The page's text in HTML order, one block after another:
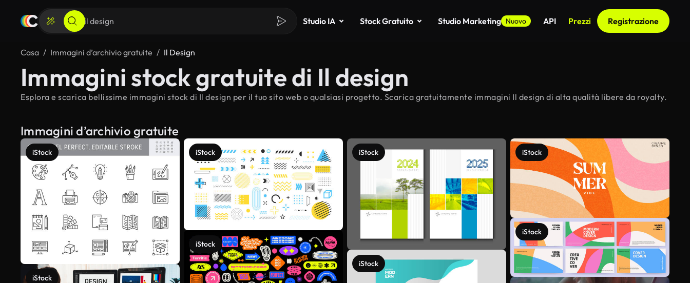
Studio IA Stock Gratuito Studio Marketing Nuovo API Prezzi Registrazione
Casa Immagini d’archivio gratuite Il Design
Immagini stock gratuite di Il design
Esplora e scarica bellissime immagini stock di Il design per il tuo sito web o qualsiasi progetto. Scarica gratuitamente immagini Il design di alta qualità libere da royalty.
Immagini d’archivio gratuite
iStock
iStock
iStock
iStock
iStock
iStock
iStock
iStock